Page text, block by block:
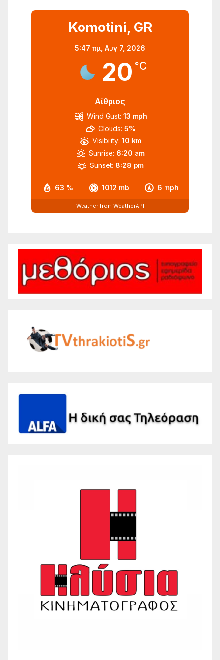
Komotini, GR
5:47 πμ, Αυγ 7, 2026
20 °C
Αίθριος
63 % 1012 mb 6 mph
Wind Gust: 13 mph
Clouds: 5%
Visibility: 10 km
Sunrise: 6:20 am
Sunset: 8:28 pm
Weather from WeatherAPI